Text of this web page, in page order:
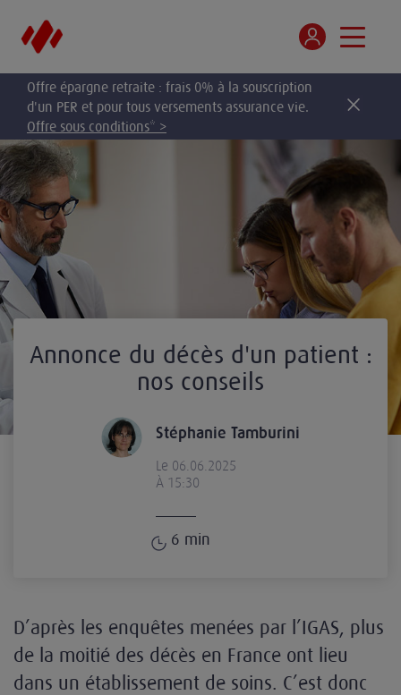
Offre épargne retraite : frais 0% à la souscription
d'un PER et pour tous versements assurance vie.
Offre sous conditions* >
Annonce du décès d'un patient :
nos conseils
Stéphanie Tamburini
Le 06.06.2025
À 15:30
6 min
D’après les enquêtes menées par l’IGAS, plus
de la moitié des décès en France ont lieu
dans un établissement de soins. C’est donc